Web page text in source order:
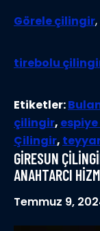
Görele çilingir,
tirebolu
Etiketler:
çilingir,
Çilingir,
GIRESUN
ANAHTARCI
Temmuz 9,